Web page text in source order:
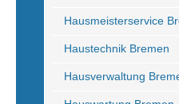
Hausmeisterservice
Haustechnik Bremen
Hausverwaltung